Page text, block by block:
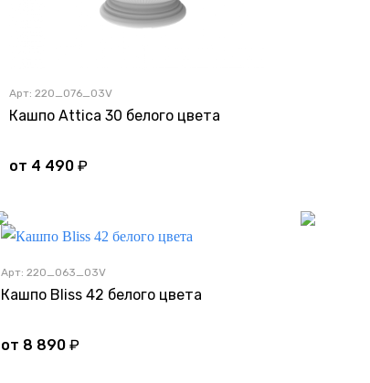
Арт: 220_076_03V
Кашпо Attica 30 белого цвета
от 4 490 ₽
Арт: 220_063_03V
Кашпо Bliss 42 белого цвета
от 8 890 ₽